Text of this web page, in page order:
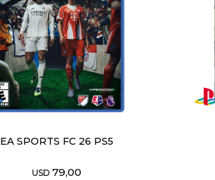
EA SPORTS FC 26 PS5
USD 79,00